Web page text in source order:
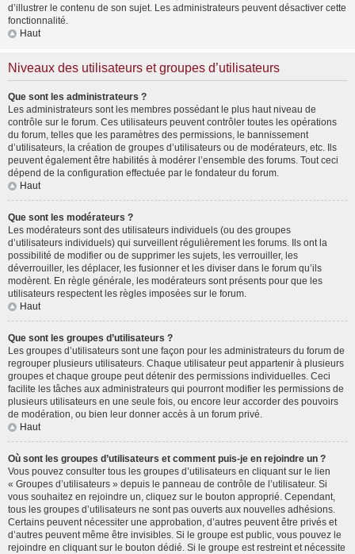
d’illustrer le contenu de son sujet. Les administrateurs peuvent désactiver cette
fonctionnalité.
Haut
Niveaux des utilisateurs et groupes d’utilisateurs
Que sont les administrateurs ?
Les administrateurs sont les membres possédant le plus haut niveau de
contrôle sur le forum. Ces utilisateurs peuvent contrôler toutes les opérations
du forum, telles que les paramètres des permissions, le bannissement
d’utilisateurs, la création de groupes d’utilisateurs ou de modérateurs, etc. Ils
peuvent également être habilités à modérer l’ensemble des forums. Tout ceci
dépend de la configuration effectuée par le fondateur du forum.
Haut
Que sont les modérateurs ?
Les modérateurs sont des utilisateurs individuels (ou des groupes
d’utilisateurs individuels) qui surveillent régulièrement les forums. Ils ont la
possibilité de modifier ou de supprimer les sujets, les verrouiller, les
déverrouiller, les déplacer, les fusionner et les diviser dans le forum qu’ils
modèrent. En règle générale, les modérateurs sont présents pour que les
utilisateurs respectent les règles imposées sur le forum.
Haut
Que sont les groupes d’utilisateurs ?
Les groupes d’utilisateurs sont une façon pour les administrateurs du forum de
regrouper plusieurs utilisateurs. Chaque utilisateur peut appartenir à plusieurs
groupes et chaque groupe peut détenir des permissions individuelles. Ceci
facilite les tâches aux administrateurs qui pourront modifier les permissions de
plusieurs utilisateurs en une seule fois, ou encore leur accorder des pouvoirs
de modération, ou bien leur donner accès à un forum privé.
Haut
Où sont les groupes d’utilisateurs et comment puis-je en rejoindre un ?
Vous pouvez consulter tous les groupes d’utilisateurs en cliquant sur le lien
« Groupes d’utilisateurs » depuis le panneau de contrôle de l’utilisateur. Si
vous souhaitez en rejoindre un, cliquez sur le bouton approprié. Cependant,
tous les groupes d’utilisateurs ne sont pas ouverts aux nouvelles adhésions.
Certains peuvent nécessiter une approbation, d’autres peuvent être privés et
d’autres peuvent même être invisibles. Si le groupe est public, vous pouvez le
rejoindre en cliquant sur le bouton dédié. Si le groupe est restreint et nécessite